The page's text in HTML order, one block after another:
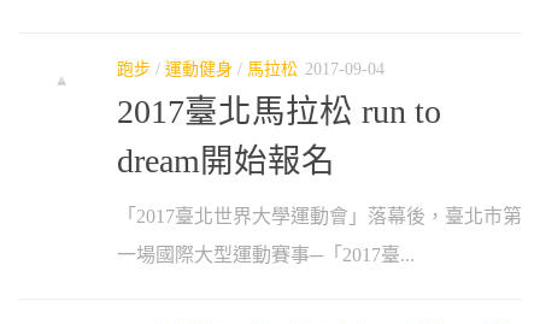
跑步 / 運動健身 / 馬拉松 2017-09-04
2017臺北馬拉松 run to
dream開始報名
「2017臺北世界大學運動會」落幕後，臺北市第
一場國際大型運動賽事─「2017臺...